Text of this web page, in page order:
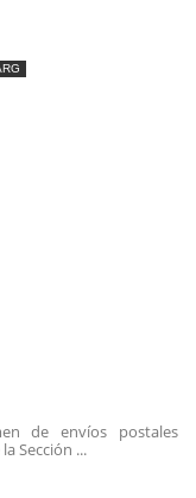
de envíos postales
Sección ...